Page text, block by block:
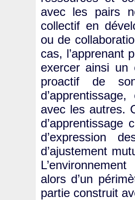
avec les pairs
collectif en
ou de
cas,
exercer ainsi un
proactif de
avec les autres.
d’apprentissage
d’expression
d’ajustement
alors d’un
partie construit